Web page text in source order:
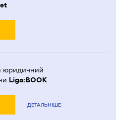
юридичний
Liga:BOOK
ДЕТАЛЬНІШЕ